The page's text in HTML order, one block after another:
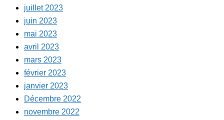
juillet 2023
juin 2023
mai 2023
avril 2023
mars 2023
février 2023
janvier 2023
Décembre 2022
novembre 2022